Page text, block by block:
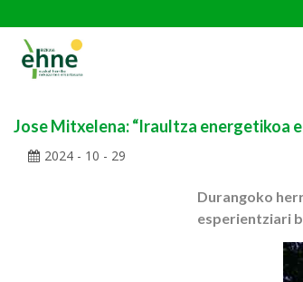
Jose Mitxelena: “Iraultza energetikoa
2024 - 10 - 29
Durangoko
esperientziari